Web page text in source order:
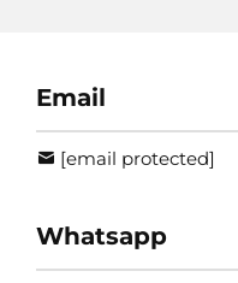
Email
[email protected]
Whatsapp